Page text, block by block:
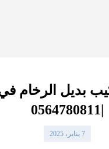
بديل الرخام
7 يناير، 2025